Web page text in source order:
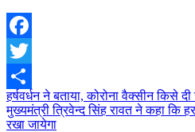
Facebook
Twitter
Share
Post
navigation
हर्षवर्धन ने बताया, कोरोना वैक्सीन किसे
मुख्यमंत्री त्रिवेन्द सिंह रावत ने कहा
रखा जायेगा